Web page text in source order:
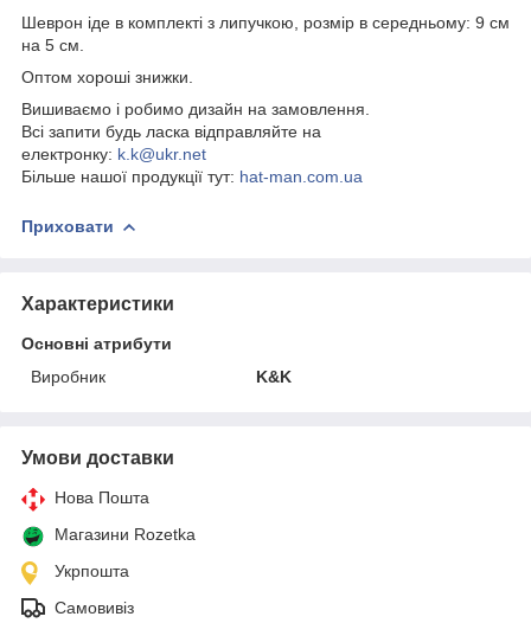
Шеврон іде в комплекті з липучкою, розмір в середньому: 9 см
на 5 см.
Оптом хороші знижки.
Вишиваємо і робимо дизайн на замовлення.
Всі запити будь ласка відправляйте на
електронку: k.k@ukr.net
Більше нашої продукції тут: hat-man.com.ua
Приховати
Характеристики
Основні атрибути
Виробник
K&K
Умови доставки
Нова Пошта
Магазини Rozetka
Укрпошта
Самовивіз